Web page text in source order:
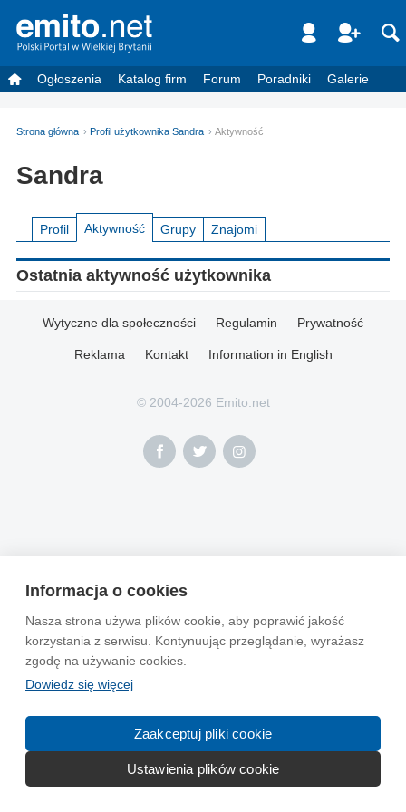
Informacja o cookies
Nasza strona używa plików cookie, aby poprawić jakość
korzystania z serwisu. Kontynuując przeglądanie, wyrażasz
zgodę na używanie cookies.
Dowiedz się więcej
Zaakceptuj pliki cookie
Ustawienia plików cookie
Ogłoszenia Katalog firm Forum Poradniki Galerie
Strona główna Profil użytkownika Sandra Aktywność
Sandra
Profil Aktywność Grupy Znajomi
Ostatnia aktywność użytkownika
Wytyczne dla społeczności Regulamin Prywatność
Reklama Kontakt Information in English
© 2004-2026 Emito.net